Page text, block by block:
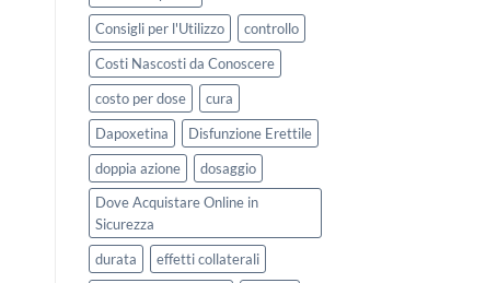
Consigli per l'Utilizzo
controllo
Costi Nascosti da Conoscere
costo per dose
cura
Dapoxetina
Disfunzione Erettile
doppia azione
dosaggio
Dove Acquistare Online in
Sicurezza
durata
effetti collaterali